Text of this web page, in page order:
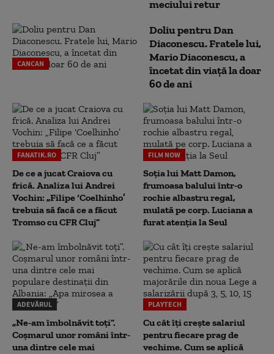
meciului retur
CANCAN
Doliu pentru Dan
Diaconescu. Fratele lui,
Mario Diaconescu, a
încetat din viață la doar
60 de ani
FANATIK.RO
De ce a jucat Craiova cu
frică. Analiza lui Andrei
Vochin: „Filipe ‘Coelhinho’
trebuia să facă ce a făcut
Tromso cu CFR Cluj”
FILM NOW
Soția lui Matt Damon,
frumoasa balului într-o
rochie albastru regal,
mulată pe corp. Luciana a
furat atenția la Seul
ADEVĂRUL
„Ne-am îmbolnăvit toți”.
Coșmarul unor români într-
una dintre cele mai
PLAYTECH
Cu cât îți crește salariul
pentru fiecare prag de
vechime. Cum se aplică